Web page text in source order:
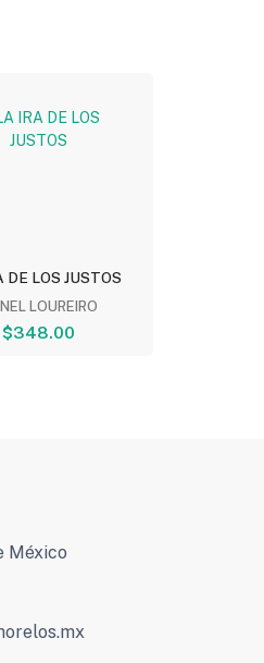
DE LOS JUSTOS
LOUREIRO
$348.00
México